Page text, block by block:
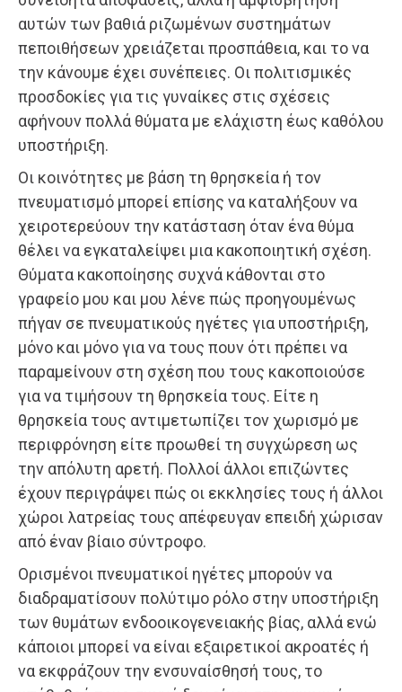
αυτών των βαθιά ριζωμένων συστημάτων
πεποιθήσεων χρειάζεται προσπάθεια, και το να
την κάνουμε έχει συνέπειες. Οι πολιτισμικές
προσδοκίες για τις γυναίκες στις σχέσεις
αφήνουν πολλά θύματα με ελάχιστη έως καθόλου
υποστήριξη.
Οι κοινότητες με βάση τη θρησκεία ή τον
πνευματισμό μπορεί επίσης να καταλήξουν να
χειροτερεύουν την κατάσταση όταν ένα θύμα
θέλει να εγκαταλείψει μια κακοποιητική σχέση.
Θύματα κακοποίησης συχνά κάθονται στο
γραφείο μου και μου λένε πώς προηγουμένως
πήγαν σε πνευματικούς ηγέτες για υποστήριξη,
μόνο και μόνο για να τους πουν ότι πρέπει να
παραμείνουν στη σχέση που τους κακοποιούσε
για να τιμήσουν τη θρησκεία τους. Είτε η
θρησκεία τους αντιμετωπίζει τον χωρισμό με
περιφρόνηση είτε προωθεί τη συγχώρεση ως
την απόλυτη αρετή. Πολλοί άλλοι επιζώντες
έχουν περιγράψει πώς οι εκκλησίες τους ή άλλοι
χώροι λατρείας τους απέφευγαν επειδή χώρισαν
από έναν βίαιο σύντροφο.
Ορισμένοι πνευματικοί ηγέτες μπορούν να
διαδραματίσουν πολύτιμο ρόλο στην υποστήριξη
των θυμάτων ενδοοικογενειακής βίας, αλλά ενώ
κάποιοι μπορεί να είναι εξαιρετικοί ακροατές ή
να εκφράζουν την ενσυναίσθησή τους, το